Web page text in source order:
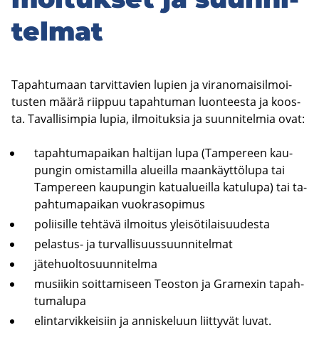
tel­mat
Ta­pah­tu­maan tar­vit­ta­vien lu­pien ja vi­ran­omai­sil­moi­
tus­ten määrä riip­puu ta­pah­tu­man luon­tees­ta ja koos­
ta. Ta­val­li­sim­pia lupia, il­moi­tuk­sia ja suun­ni­tel­mia ovat:
ta­pah­tu­ma­pai­kan hal­ti­jan lupa (Tam­pe­reen kau­
pun­gin omis­ta­mil­la alueil­la maan­käyt­tö­lu­pa tai
Tam­pe­reen kau­pun­gin ka­tua­lueil­la ka­tu­lu­pa) tai ta­
pah­tu­ma­pai­kan vuo­kra­so­pi­mus
po­lii­sil­le teh­tä­vä il­moi­tus ylei­sö­ti­lai­suu­des­ta
pelastus-​ ja tur­val­li­suus­suun­ni­tel­mat
jä­te­huol­to­suun­ni­tel­ma
musii­kin soit­ta­mi­seen Teos­ton ja Gramexin ta­pah­
tu­ma­lu­pa
elin­tar­vik­kei­siin ja an­nis­ke­luun liit­ty­vät luvat.